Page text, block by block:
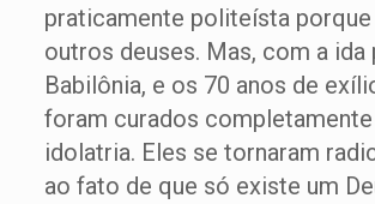
praticamente politeísta porque
outros deuses. Mas, com a ida
Babilônia, e os 70 anos de
foram curados
idolatria. Eles se tornaram
ao fato de que só existe um